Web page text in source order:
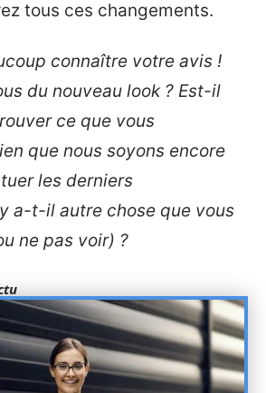
tous ces changements.
connaître votre avis !
du nouveau look ? Est-il
ce que vous
que nous soyons encore
les derniers
a-t-il autre chose que vous
ne pas voir) ?